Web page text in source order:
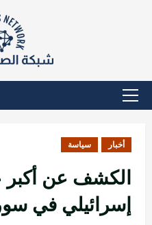
القائمة
أخبار سياسة
الكشف عن أكبر
إسرائيلي في